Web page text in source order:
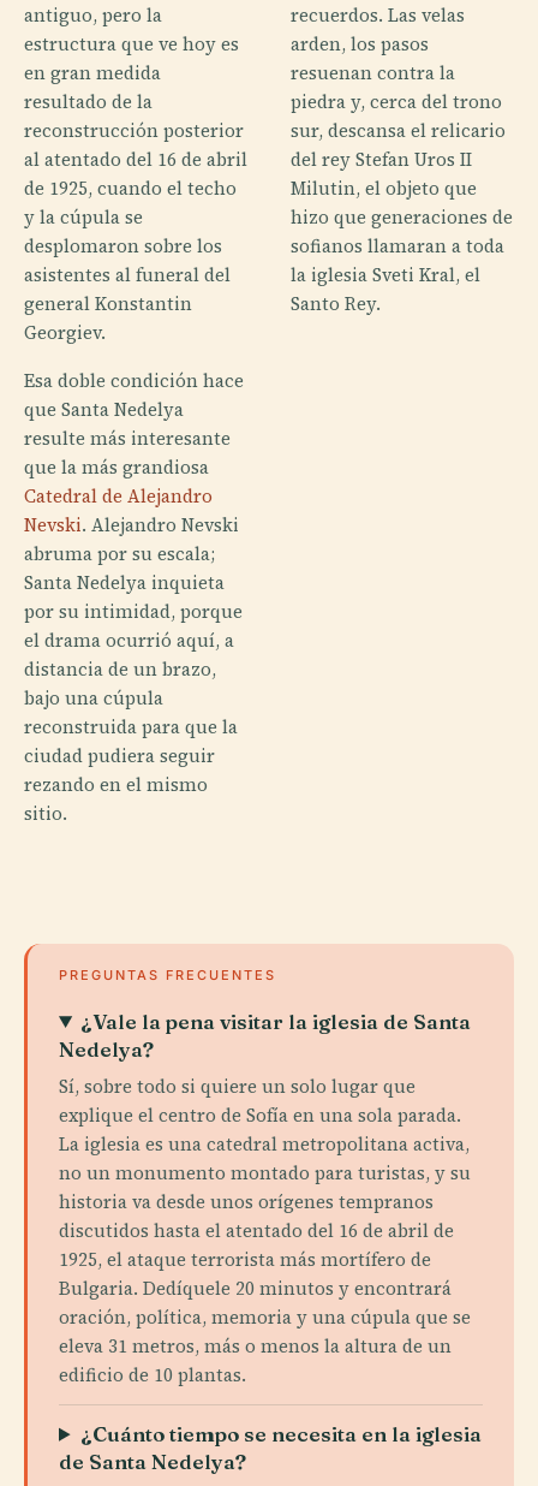
antiguo, pero la
estructura que ve hoy es
en gran medida
resultado de la
reconstrucción posterior
al atentado del 16 de abril
de 1925, cuando el techo
y la cúpula se
desplomaron sobre los
asistentes al funeral del
general Konstantin
Georgiev.
Esa doble condición hace
que Santa Nedelya
resulte más interesante
que la más grandiosa
Catedral de Alejandro
Nevski. Alejandro Nevski
abruma por su escala;
Santa Nedelya inquieta
por su intimidad, porque
el drama ocurrió aquí, a
distancia de un brazo,
bajo una cúpula
reconstruida para que la
ciudad pudiera seguir
rezando en el mismo
sitio.
recuerdos. Las velas
arden, los pasos
resuenan contra la
piedra y, cerca del trono
sur, descansa el relicario
del rey Stefan Uros II
Milutin, el objeto que
hizo que generaciones de
sofianos llamaran a toda
la iglesia Sveti Kral, el
Santo Rey.
PREGUNTAS FRECUENTES
¿Vale la pena visitar la iglesia de Santa
Nedelya?
Sí, sobre todo si quiere un solo lugar que
explique el centro de Sofía en una sola parada.
La iglesia es una catedral metropolitana activa,
no un monumento montado para turistas, y su
historia va desde unos orígenes tempranos
discutidos hasta el atentado del 16 de abril de
1925, el ataque terrorista más mortífero de
Bulgaria. Dedíquele 20 minutos y encontrará
oración, política, memoria y una cúpula que se
eleva 31 metros, más o menos la altura de un
edificio de 10 plantas.
¿Cuánto tiempo se necesita en la iglesia
de Santa Nedelya?